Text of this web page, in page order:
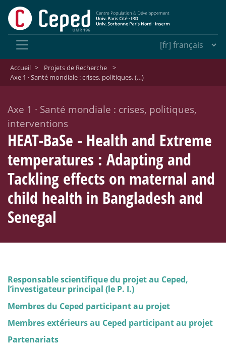
Accueil > Projets de Recherche
>
Axe 1 · Santé mondiale : crises, politiques, (…)
Axe 1 · Santé mondiale : crises, politiques,
interventions
HEAT-BaSe - Health and Extreme
temperatures : Adapting and
Tackling effects on maternal and
child health in Bangladesh and
Senegal
Responsable scientifique du projet au Ceped,
l’investigateur principal (le P. I.)
Membres du Ceped participant au projet
Membres extérieurs au Ceped participant au projet
Partenariats